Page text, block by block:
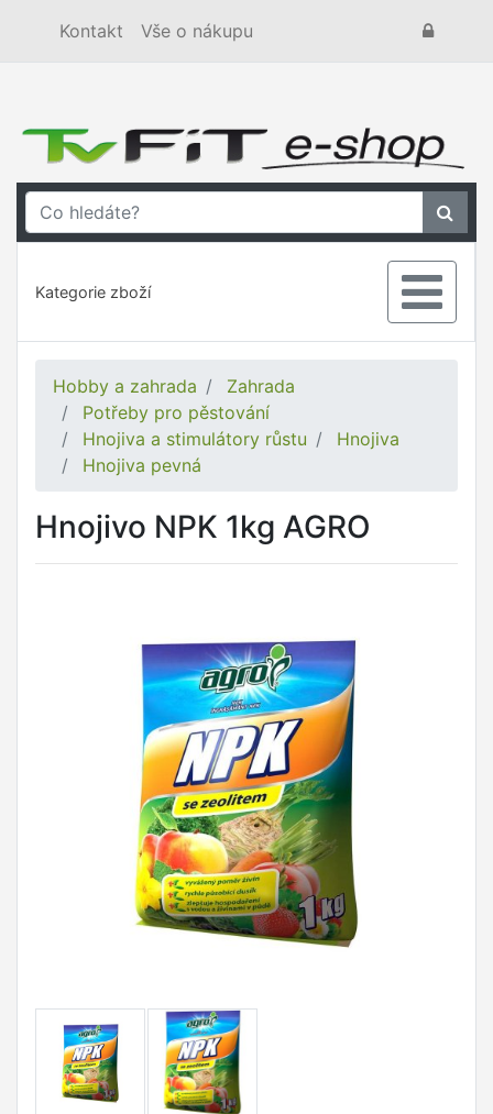
Kontakt Vše o nákupu
Kategorie zboží
Hobby a zahrada
Zahrada
Potřeby pro pěstování
Hnojiva a stimulátory růstu
Hnojiva
Hnojiva pevná
Hnojivo NPK 1kg AGRO